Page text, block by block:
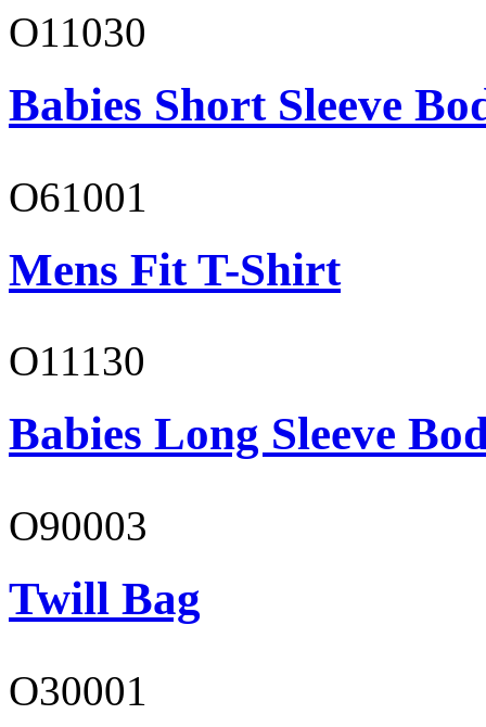
O11030
Babies Short Sleeve
O61001
Mens Fit T-Shirt
O11130
Babies Long Sleeve
O90003
Twill Bag
O30001